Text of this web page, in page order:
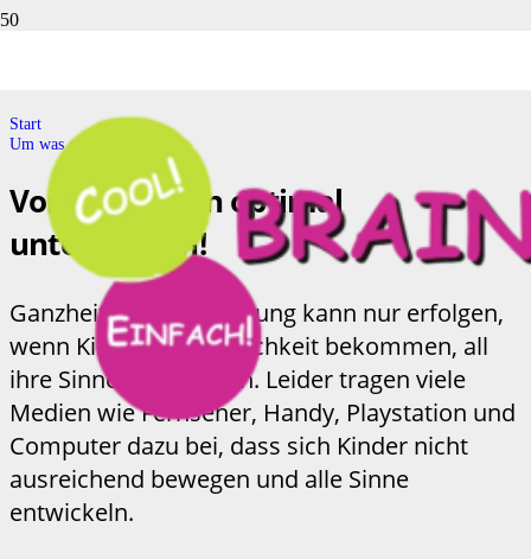
Start
Um was geht es
Von Anfang an optimal
unterstützen!
Ganzheitliche Entwicklung kann nur erfolgen,
wenn Kinder die Möglichkeit bekommen, all
ihre Sinne einzusetzen. Leider tragen viele
Medien wie Fernseher, Handy, Playstation und
Computer dazu bei, dass sich Kinder nicht
ausreichend bewegen und alle Sinne
entwickeln.